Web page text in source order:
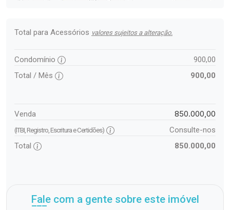
Total para Acessórios valores sujeitos a alteração.
Condomínio
900,00
Total / Mês
900,00
Venda 850.000,00
(ITBI, Registro, Escritura e Certidões)
Consulte-nos
Total
850.000,00
Fale com a gente sobre este imóvel